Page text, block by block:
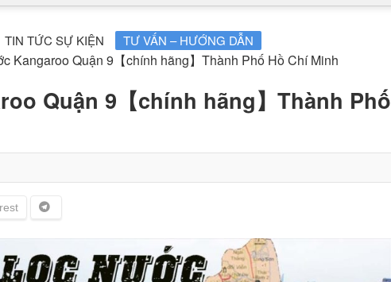
TIN TỨC SỰ KIỆN TƯ VẤN – HƯỚNG DẪN
Kangaroo Quận 9【chính hãng】Thành Phố Hồ Chí Minh
Quận 9【chính hãng】Thành Phố